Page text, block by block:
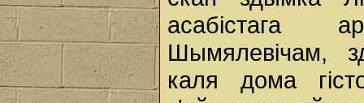
асабістага
Шымялевічам,
каля дома